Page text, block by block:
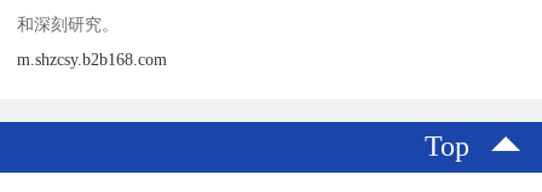
和深刻研究。
m.shzcsy.b2b168.com
Top